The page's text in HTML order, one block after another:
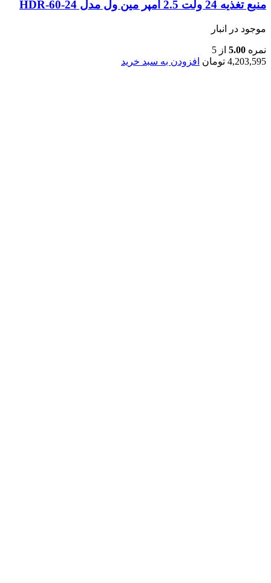
منبع تغذیه 24 ولت 2.5 آمپر مین ول مدل HDR-60-24
موجود در انبار
نمره 5.00 از 5
4,203,595 تومان افزودن به سبد خرید